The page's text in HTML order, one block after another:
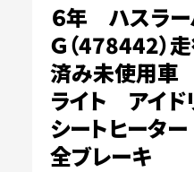
６年 ハスラー
Ｇ（478442
済み未使用車
ライト アイド
シートヒー
全ブレーキ